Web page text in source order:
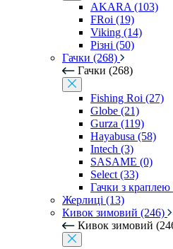
AKARA (103)
FRoi (19)
Viking (14)
Різні (50)
Гачки (268)
Гачки (268)
Fishing Roi (27)
Globe (21)
Gurza (119)
Hayabusa (58)
Intech (3)
SASAME (0)
Select (33)
Гачки з краплею
Жерлиці (13)
Кивок зимовий (246)
Кивок зимовий